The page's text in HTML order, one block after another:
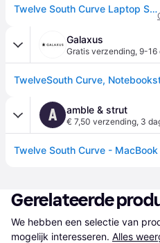
Twelve South Curve Laptop Stand Wit
Galaxus
Gratis verzending, 9-16
TwelveSouth Curve,
A amble & strut
€ 7,50 verzending, 3
Twelve South Curve -
Gerelateerde
We hebben een selectie van
mogelijk interesseren. Alles